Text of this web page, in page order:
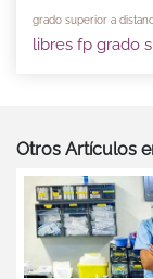
grado superior a
libres fp grado
Otros Artículos